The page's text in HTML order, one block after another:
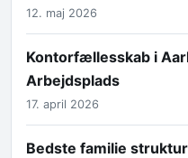
12. maj 2026
Kontorfællesskab i
Arbejdsplads
17. april 2026
Bedste familie